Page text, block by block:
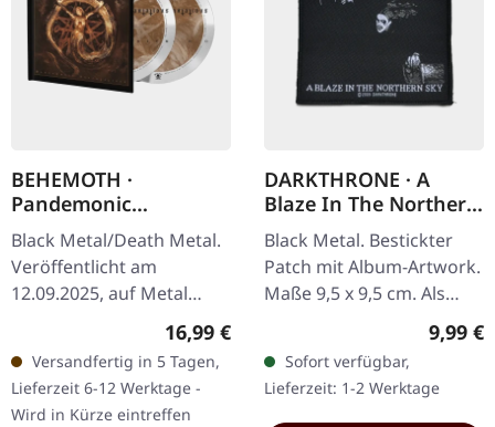
BEHEMOTH ·
Pandemonic
Incantations |
DIGIBOOK 2CD
Black Metal/Death Metal.
Veröffentlicht am
12.09.2025, auf Metal
Blade Records. Doppel-CD
im noblen Digibook mit
Heißprägedruck und 20-
seitigem…
Regulärer Preis:
16,99 €
Versandfertig in 5 Tagen,
Lieferzeit 6-12 Werktage -
Wird in Kürze eintreffen
DARKTHRONE · A
Blaze In The Northern
Sky | PATCH
Black Metal. Bestickter
Patch mit Album-Artwork.
Maße 9,5 x 9,5 cm. Als
Darkthrone 1992 „A Blaze
in the Northern Sky"
entfesselten,
veröffentlichten…
9,99 €
Sofort verfügbar,
Lieferzeit: 1-2 Werktage